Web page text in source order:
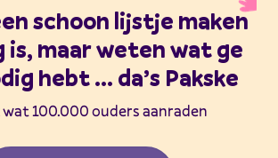
schoon lijstje maken
is, maar weten wat ge
hebt ... da’s Pakske
100.000 ouders aanraden